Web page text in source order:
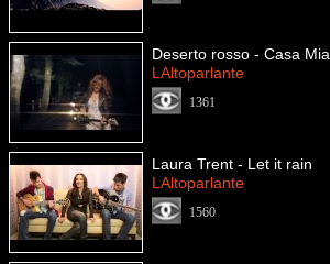
Deserto rosso - Casa Mia
LAltoparlante
1361
Laura Trent - Let it rain
LAltoparlante
1560